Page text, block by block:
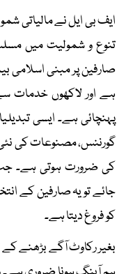
ایف بی ایل نے مالیاتی
تنوع و شمولیت میں
صارفین پر مبنی اسلامی
ہے اور لاکھوں خدمات
پہنچائی ہے۔ ایسی
گورننس، مصنوعات کی
کی ضرورت ہوتی ہے۔ جب
جائے تو یہ صارفین کے
کو فروغ دیتا ہے۔
بغیر رکاوٹ آگے بڑھنے